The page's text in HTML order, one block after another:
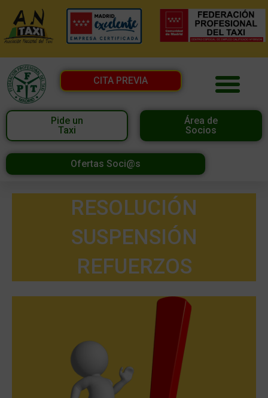
CITA PREVIA
Pide un
Taxi
Área de
Socios
Ofertas Soci@s
RESOLUCIÓN
SUSPENSIÓN
REFUERZOS